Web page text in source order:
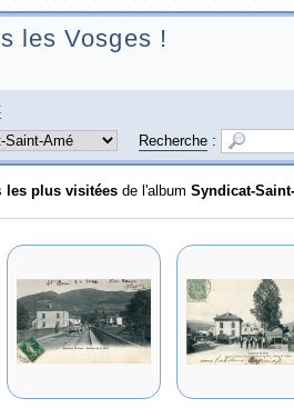
les Vosges !
Recherche:
les plus visitéesde l'album Syndicat-